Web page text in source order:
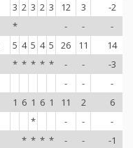
3 2 3 2 3 12 3 -2
* - - -
5 4 5 4 5 26 11 14
* * * * * - - -3
- - -
1 6 1 6 1 11 2 6
* - - -
* * * * - - -1